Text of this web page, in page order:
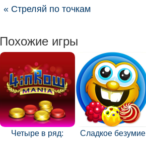
« Стреляй по точкам
Похожие игры
Четыре в ряд:
Сладкое безумие